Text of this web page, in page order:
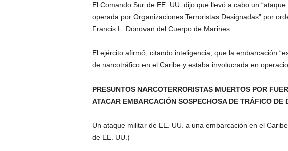
El Comando Sur de EE. UU. dijo que llevó a cabo un
operada por Organizaciones Terroristas Designadas” por
Francis L. Donovan del Cuerpo de Marines.
El ejército afirmó, citando inteligencia, que la embarcación
de narcotráfico en el Caribe y estaba involucrada en
PRESUNTOS NARCOTERRORISTAS MUERTOS POR
ATACAR EMBARCACIÓN SOSPECHOSA DE TRÁFICO DE
Un ataque militar de EE. UU. a una embarcación en el
de EE. UU.)